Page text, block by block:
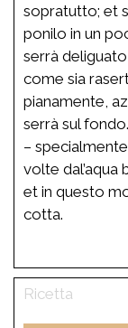
sopratutto; et
ponilo in un
serrà
come sia
pianamente,
serrà sul
–
volte dal’aqua
et in questo
cotta.